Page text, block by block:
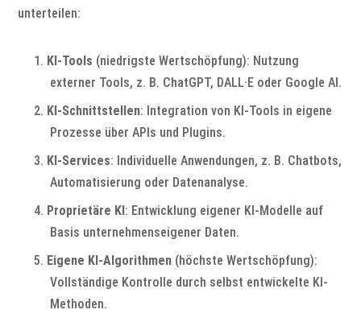
unterteilen:
KI-Tools (niedrigste Wertschöpfung): Nutzung
externer Tools, z. B. ChatGPT, DALL·E oder Google AI.
KI-Schnittstellen: Integration von KI-Tools in eigene
Prozesse über APIs und Plugins.
KI-Services: Individuelle Anwendungen, z. B. Chatbots,
Automatisierung oder Datenanalyse.
Proprietäre KI: Entwicklung eigener KI-Modelle auf
Basis unternehmenseigener Daten.
Eigene KI-Algorithmen (höchste Wertschöpfung):
Vollständige Kontrolle durch selbst entwickelte KI-
Methoden.